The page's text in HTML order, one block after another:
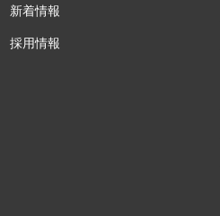
新着情報
採用情報